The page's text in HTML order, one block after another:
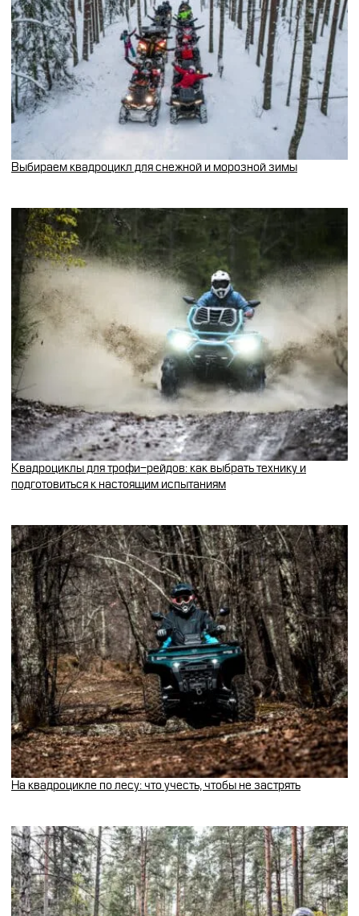
Выбираем квадроцикл для снежной и морозной зимы
Квадроциклы для трофи-рейдов: как выбрать технику и
подготовиться к настоящим испытаниям
На квадроцикле по лесу: что учесть, чтобы не застрять